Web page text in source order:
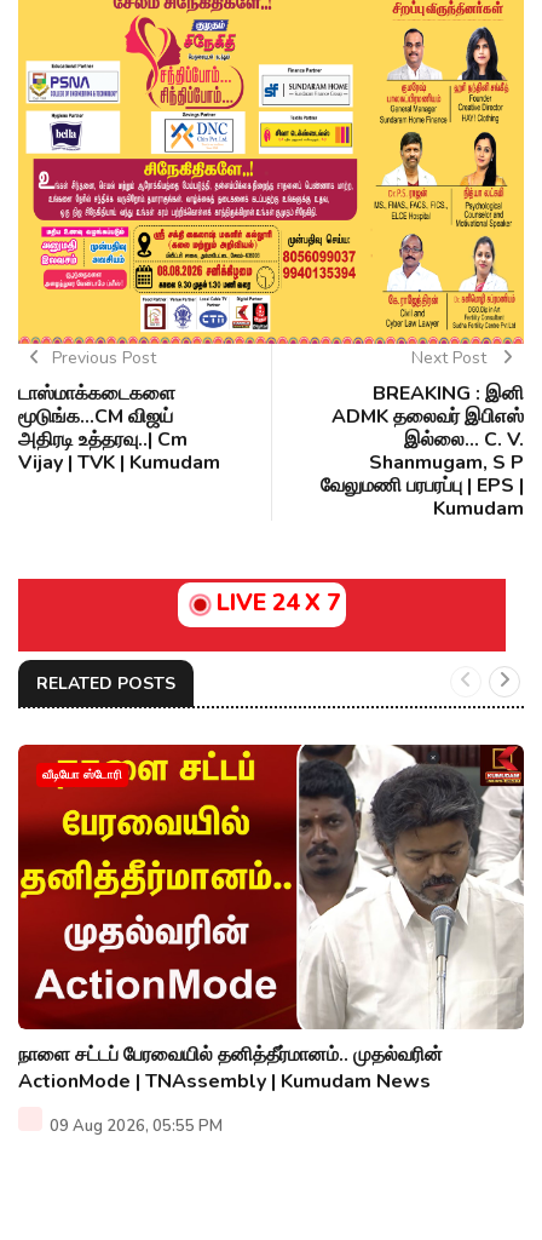
Previous Post
டாஸ்மாக்கடைகளை
மூடுங்க...CM விஜய்
அதிரடி உத்தரவு..| Cm
Vijay | TVK | Kumudam
Next Post
BREAKING : இனி
ADMK தலைவர் இபிஎஸ்
இல்லை... C. V.
Shanmugam, S P
வேலுமணி பரபரப்பு | EPS |
Kumudam
LIVE 24 X 7
RELATED POSTS
வீடியோ ஸ்டோரி
நாளை சட்டப் பேரவையில் தனித்தீர்மானம்.. முதல்வரின்
ActionMode | TNAssembly | Kumudam News
09 Aug 2026, 05:55 PM